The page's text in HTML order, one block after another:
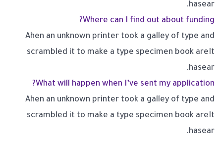
hasear.
Where can I find out about funding?
Ahen an unknown printer took a galley of type and
scrambled it to make a type specimen book areIt
hasear.
What will happen when I’ve sent my application?
Ahen an unknown printer took a galley of type and
scrambled it to make a type specimen book areIt
hasear.